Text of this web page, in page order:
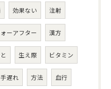
効果ない 注射
ーアフター 漢方
生え際 ビタミン
手遅れ 方法 血行